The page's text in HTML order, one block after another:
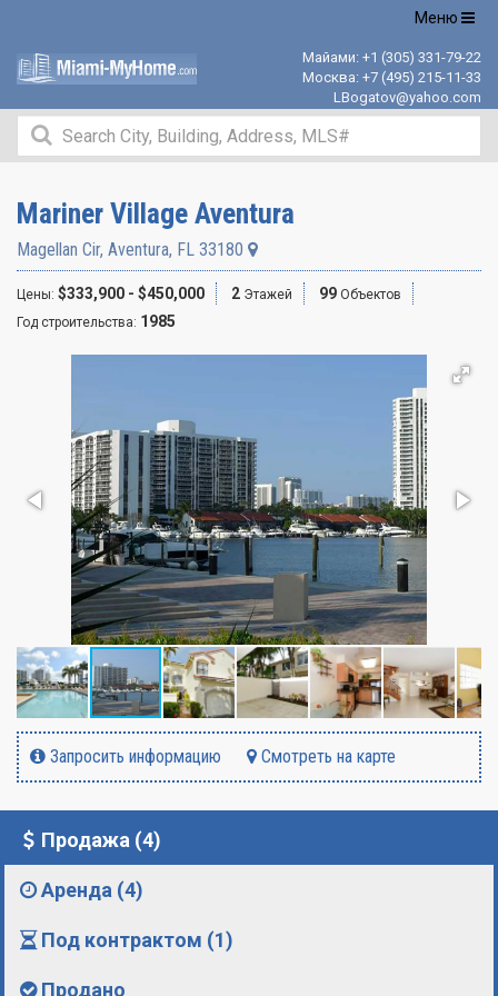
Открыть
Меню
Майами: +1 (305) 331-79-22
Москва: +7 (495) 215-11-33
LBogatov@yahoo.com
Mariner Village Aventura
Magellan Cir, Aventura, FL 33180
Цены: $333,900 - $450,000 2 Этажей 99 Объектов
Год строительства: 1985
Запросить информацию Смотреть на карте
Продажа (4)
Аренда (4)
Под контрактом (1)
Продано